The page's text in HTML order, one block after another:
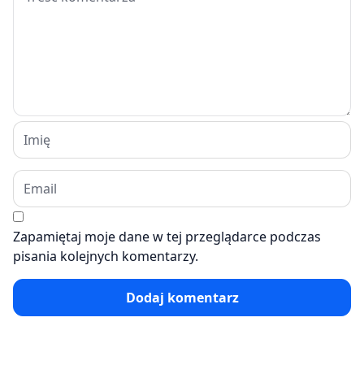
Zapamiętaj moje dane w tej przeglądarce podczas
pisania kolejnych komentarzy.
Dodaj komentarz